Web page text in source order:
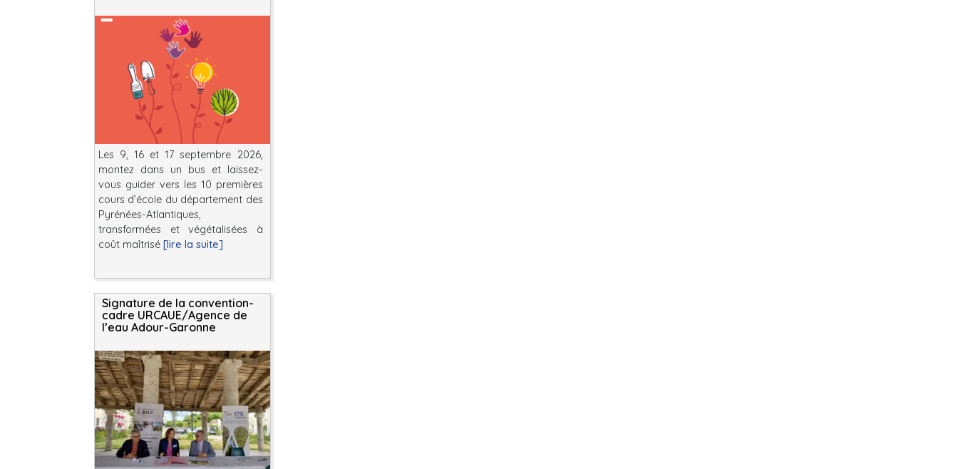
Les 9, 16 et 17 septembre 2026,
montez dans un bus et laissez-
vous guider vers les 10 premières
cours d’école du département des
Pyrénées-Atlantiques,
transformées et végétalisées à
coût maîtrisé [lire la suite]
Signature de la convention-
cadre URCAUE/Agence de
l’eau Adour-Garonne